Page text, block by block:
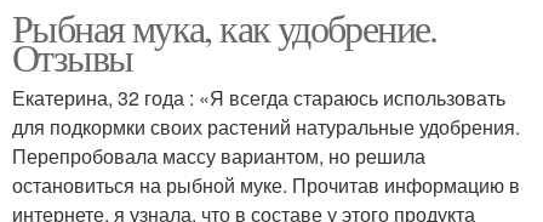
Рыбная мука, как удобрение.
Отзывы
Екатерина, 32 года : «Я всегда стараюсь использовать
для подкормки своих растений натуральные удобрения.
Перепробовала массу вариантом, но решила
остановиться на рыбной муке. Прочитав информацию в
интернете, я узнала, что в составе у этого продукта